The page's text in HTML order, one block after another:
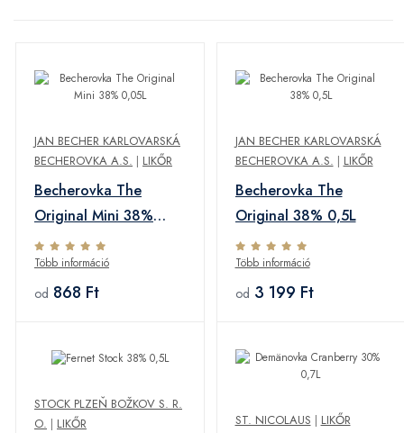
JAN BECHER KARLOVARSKÁ
BECHEROVKA A.S. | LIKŐR
Becherovka The
Original Mini 38%
0,05L
Több információ
od 868 Ft
JAN BECHER KARLOVARSKÁ
BECHEROVKA A.S. | LIKŐR
Becherovka The
Original 38% 0,5L
Több információ
od 3 199 Ft
STOCK PLZEŇ BOŽKOV S. R.
O. | LIKŐR ST. NICOLAUS | LIKŐR